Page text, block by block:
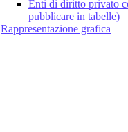
Enti di diritto privato
pubblicare in tabelle)
Rappresentazione grafica